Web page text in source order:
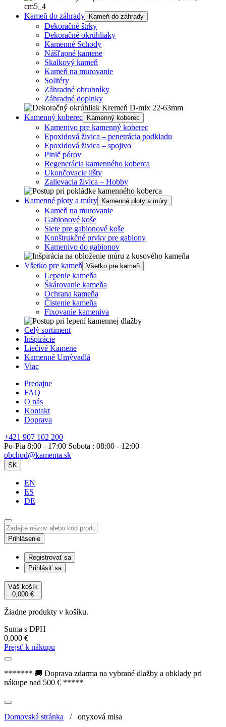
Kameň do záhrady Kameň do záhrady
Dekoračné štrky
Dekoračné okrúhliaky
Kamenné Schody
Nášľapné kamene
Skalkový kameň
Kameň na murovanie
Solitéry
Záhradné obrubníky
Záhradné doplnky
Kamenný koberec Kamenný koberec
Kamenivo pre kamenný koberec
Epoxidová živica – penetrácia podkladu
Epoxidová živica – spojivo
Plnič pórov
Regenerácia kamenného koberca
Ukončovacie lišty
Zalievacia živica – Hobby
Kamenné ploty a múry Kamenné ploty a múry
Kameň na murovanie
Gabionové koše
Siete pre gabionové koše
Konštrukčné prvky pre gabiony
Kamenivo do gabionov
Všetko pre kameň Všetko pre kameň
Lepenie kameňa
Škárovanie kameňa
Ochrana kameňa
Čistenie kameňa
Fixovanie kameniva
Celý sortiment
Inšpirácie
Liečivé Kamene
Kamenné Umývadlá
Viac
Predajne
FAQ
O nás
Kontakt
Doprava
+421 907 102 200
Po-Pia 8:00 - 17:00 Sobota : 08:00 - 12:00
obchod@kamenta.sk
SK
EN
ES
DE
Prihlásenie
Registrovať sa
Prihlásiť sa
Váš košík
0,000 €
Žiadne produkty v košíku.
Suma s DPH
0,000 €
Prejsť k nákupu
******* 🚚 Doprava zdarma na vybrané dlažby a obklady pri
nákupe nad 500 € *****
Domovská stránka / onyxová misa